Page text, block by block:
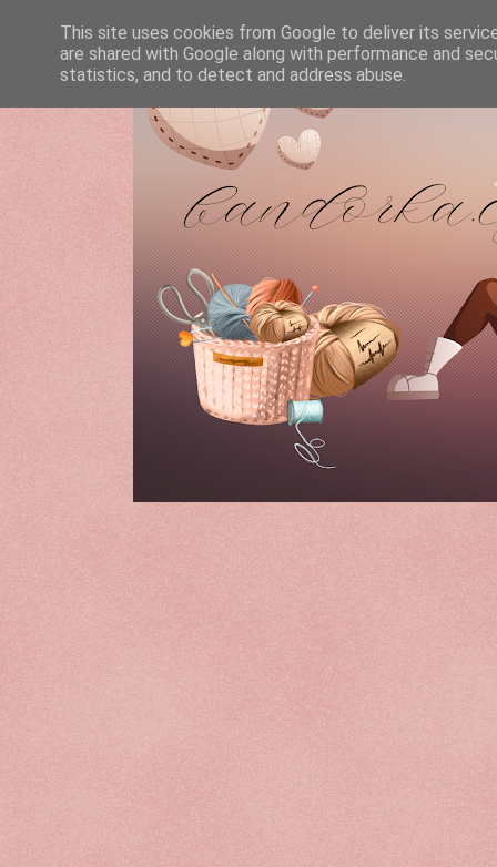
This site uses cookies from Google to deliver its
are shared with Google along with performance and
statistics, and to detect and address abuse.